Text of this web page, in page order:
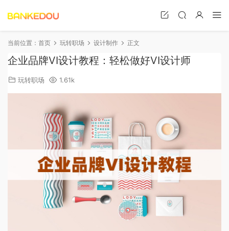
当前位置： 首页 玩转职场 设计制作 正文
企业品牌VI设计教程：轻松做好VI设计师
玩转职场 1.61k